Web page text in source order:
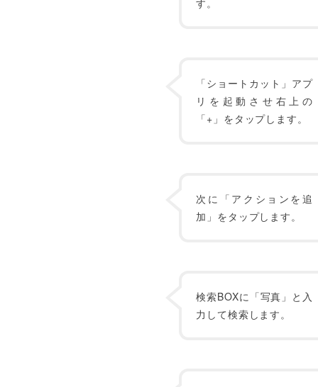
す。
「ショートカット」アプ
リを起動させ右上の
「+」をタップします。
次に「アクションを追
加」をタップします。
検索BOXに「写真」と入
力して検索します。